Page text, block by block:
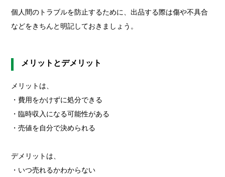
個人間のトラブルを防止するために、出品する際は傷や不具合
などをきちんと明記しておきましょう。
メリットとデメリット
メリットは、
・費用をかけずに処分できる
・臨時収入になる可能性がある
・売値を自分で決められる
デメリットは、
・いつ売れるかわからない